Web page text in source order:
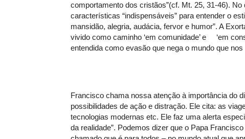
comportamento dos cristãos”(cf. Mt. 25, 31-46).
características “indispensáveis” para entender o
mansidão, alegria, audácia, fervor e humor”. A
vivido como caminho ‘em comunidade’ e ‘em
entendida como evasão que nega o mundo que nos
Francisco chama nossa atenção à importância do
possibilidades de ação e distração. Ele cita: as
tecnologias modernas etc. Ele faz uma alerta
da realidade”. Podemos dizer que o Papa